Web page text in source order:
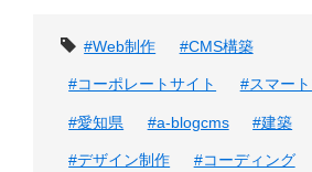
タグ
#Web制作 #CMS構築
#コーポレートサイト #スマー
#愛知県 #a-blogcms #建築
#デザイン制作 #コーディング